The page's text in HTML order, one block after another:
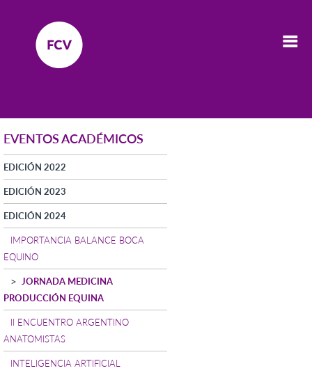
EVENTOS ACADÉMICOS
EDICIÓN 2022
EDICIÓN 2023
EDICIÓN 2024
IMPORTANCIA BALANCE BOCA
EQUINO
JORNADA MEDICINA
PRODUCCIÓN EQUINA
II ENCUENTRO ARGENTINO
ANATOMISTAS
INTELIGENCIA ARTIFICIAL